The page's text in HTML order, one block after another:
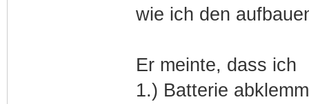
wie ich den
Er meinte, dass ich
1.) Batterie